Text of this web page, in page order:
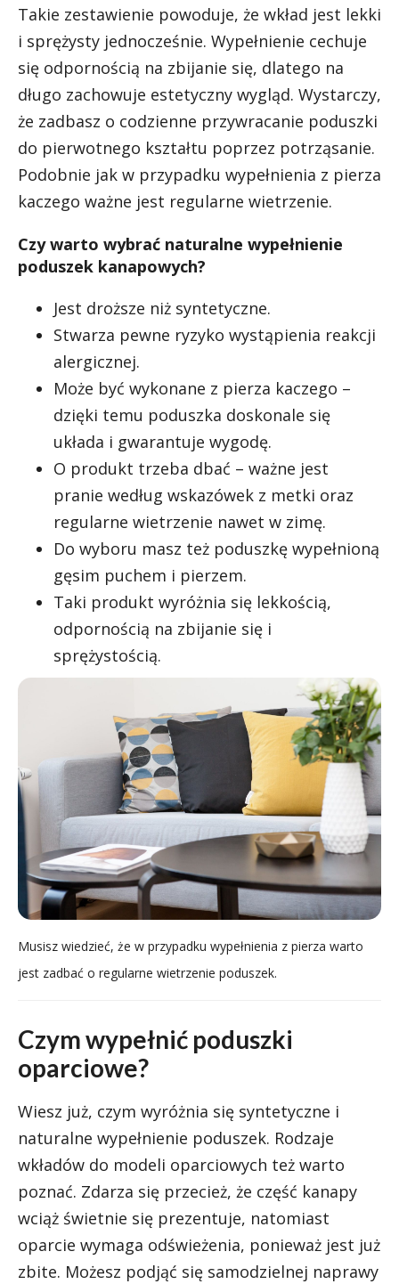
Takie zestawienie powoduje, że wkład jest lekki
i sprężysty jednocześnie. Wypełnienie cechuje
się odpornością na zbijanie się, dlatego na
długo zachowuje estetyczny wygląd. Wystarczy,
że zadbasz o codzienne przywracanie poduszki
do pierwotnego kształtu poprzez potrząsanie.
Podobnie jak w przypadku wypełnienia z pierza
kaczego ważne jest regularne wietrzenie.
Czy warto wybrać naturalne wypełnienie
poduszek kanapowych?
Jest droższe niż syntetyczne.
Stwarza pewne ryzyko wystąpienia reakcji
alergicznej.
Może być wykonane z pierza kaczego –
dzięki temu poduszka doskonale się
układa i gwarantuje wygodę.
O produkt trzeba dbać – ważne jest
pranie według wskazówek z metki oraz
regularne wietrzenie nawet w zimę.
Do wyboru masz też poduszkę wypełnioną
gęsim puchem i pierzem.
Taki produkt wyróżnia się lekkością,
odpornością na zbijanie się i
sprężystością.
Musisz wiedzieć, że w przypadku wypełnienia z pierza warto
jest zadbać o regularne wietrzenie poduszek.
Czym wypełnić poduszki
oparciowe?
Wiesz już, czym wyróżnia się syntetyczne i
naturalne wypełnienie poduszek. Rodzaje
wkładów do modeli oparciowych też warto
poznać. Zdarza się przecież, że część kanapy
wciąż świetnie się prezentuje, natomiast
oparcie wymaga odświeżenia, ponieważ jest już
zbite. Możesz podjąć się samodzielnej naprawy